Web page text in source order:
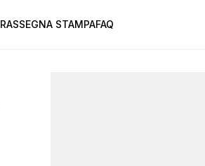
RASSEGNA STAMPAFAQ